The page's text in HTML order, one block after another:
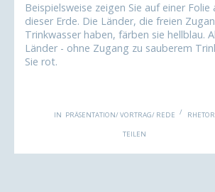
Beispielsweise zeigen Sie auf einer Folie
dieser Erde. Die Länder, die freien
Trinkwasser haben, färben sie hellblau.
Länder - ohne Zugang zu sauberem
Sie rot.
IN PRÄSENTATION/ VORTRAG/ REDE
TEILEN